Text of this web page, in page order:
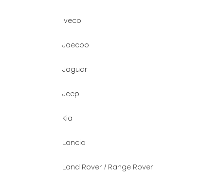
Iveco
Jaecoo
Jaguar
Jeep
Kia
Lancia
Land Rover / Range Rover